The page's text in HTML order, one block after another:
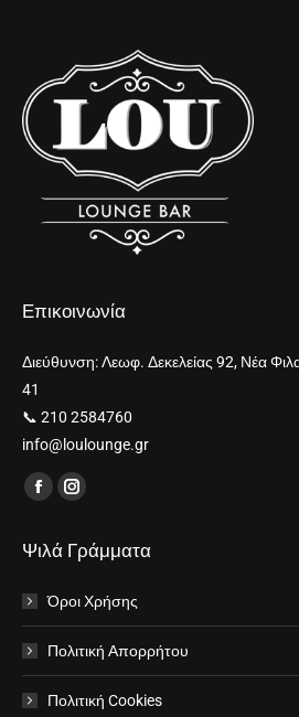
Επικοινωνία
Διεύθυνση: Λεωφ. Δεκελείας 92, Νέα
41
📞 210 2584760
info@loulounge.gr
Find us on:
Facebook
opens
new
window
Instagram
opens
new
window
Ψιλά Γράμματα
Όροι Χρήσης
Πολιτική Απορρήτου
Πολιτική Cookies